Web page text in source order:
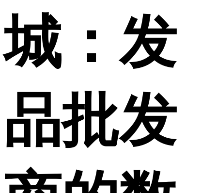
城：发
品批发